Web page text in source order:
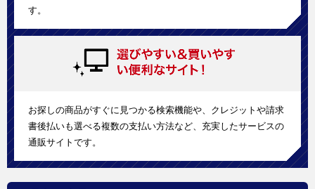
す。
お探しの商品がすぐに見つかる検索機能や、クレジットや請求
書後払いも選べる複数の支払い方法など、充実したサービスの
通販サイトです。